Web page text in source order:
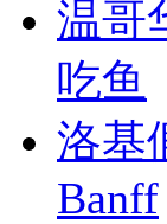
温哥
吃鱼
洛基
Banff